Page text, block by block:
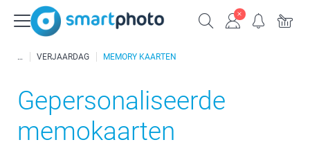
VERJAARDAG MEMORY KAARTEN
Gepersonaliseerde
memokaarten